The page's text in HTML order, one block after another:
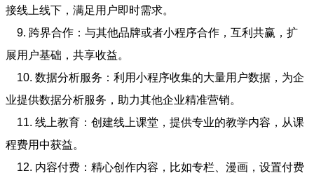
接线上线下，满足用户即时需求。
9. 跨界合作：与其他品牌或者小程序合作，互利共赢，扩
展用户基础，共享收益。
10. 数据分析服务：利用小程序收集的大量用户数据，为企
业提供数据分析服务，助力其他企业精准营销。
11. 线上教育：创建线上课堂，提供专业的教学内容，从课
程费用中获益。
12. 内容付费：精心创作内容，比如专栏、漫画，设置付费